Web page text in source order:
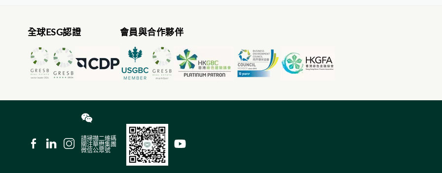
的未來。
全球ESG認證 會員與合作夥伴
請掃描二維碼
關注華懋集團
微信公眾號